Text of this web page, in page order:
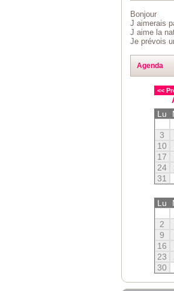
Bonjour
J aimerais
J aime la
Je prévois
Agenda
<<
Lu
3
10
17
24
31
Lu
2
9
16
23
30